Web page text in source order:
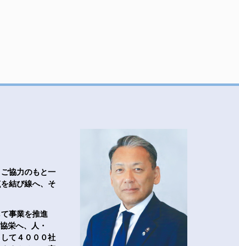
協力のもと一
結び線へ、そ
事業を推進
栄へ、人・
て４０００社